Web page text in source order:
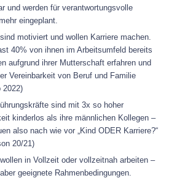
und werden für verantwortungsvolle
eingeplant.
motiviert und wollen Karriere machen.
40% von ihnen im Arbeitsumfeld bereits
aufgrund ihrer Mutterschaft erfahren und
Vereinbarkeit von Beruf und Familie
2022)
sind mit 3x so hoher
kinderlos als ihre männlichen Kollegen –
also nach wie vor „Kind ODER Karriere?“
20/21)
in Vollzeit oder vollzeitnah arbeiten –
geeignete Rahmenbedingungen.